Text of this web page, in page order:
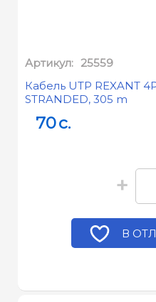
Артикул: 25559
Кабель UTP REXANT
STRANDED, 305 m
70c.
+
В